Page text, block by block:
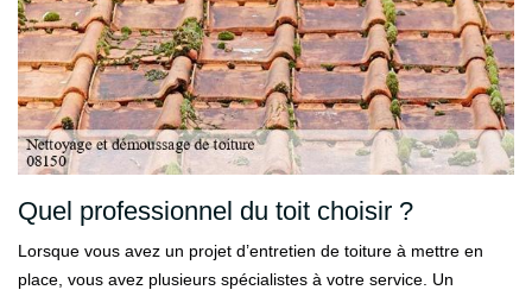
Quel professionnel du toit choisir ?
Lorsque vous avez un projet d’entretien de toiture à mettre en
place, vous avez plusieurs spécialistes à votre service. Un